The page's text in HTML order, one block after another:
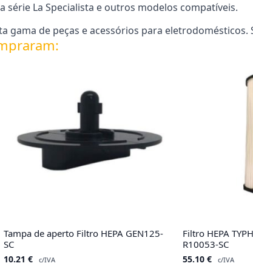
série La Specialista e outros modelos compatíveis.
gama de peças e acessórios para
Tampa de aperto Filtro HEPA GEN125-
SC
10.21 € c/IVA
Filtro HEPA
R10053-SC
55.10 € c/IVA